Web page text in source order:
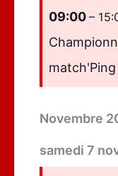
09:00 –
match'Ping
Novembre
samedi 7